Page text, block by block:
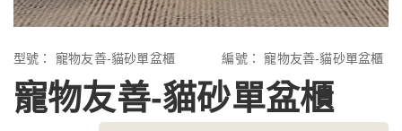
型號： 寵物友善-貓砂單盆櫃 編號：寵物友善-貓砂單盆櫃
寵物友善-貓砂單盆櫃